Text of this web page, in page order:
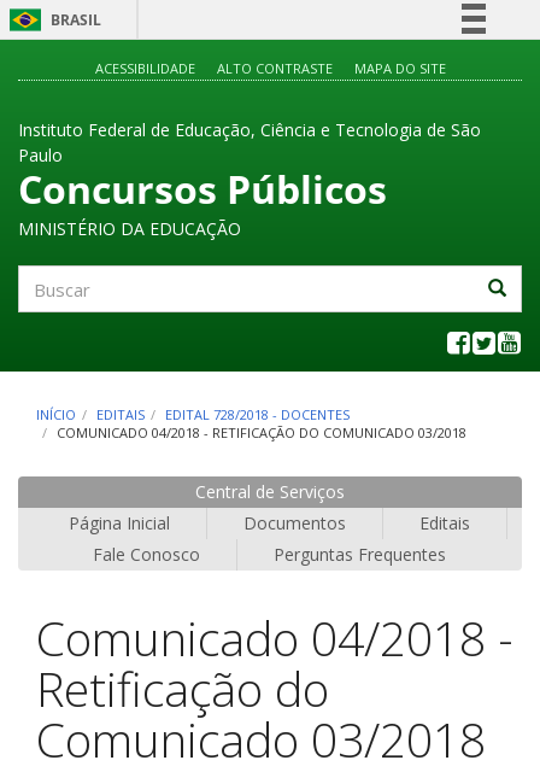
BRASIL
Participe
Legislação
ACESSIBILIDADE ALTO CONTRASTE MAPA DO SITE
Instituto Federal de Educação, Ciência e Tecnologia de São
Paulo
Concursos Públicos
MINISTÉRIO DA EDUCAÇÃO
INÍCIO EDITAIS
EDITAL 728/2018 - DOCENTES
COMUNICADO 04/2018 - RETIFICAÇÃO DO COMUNICADO 03/2018
Central de Serviços
Página Inicial
Documentos
Editais
Fale Conosco
Perguntas Frequentes
Comunicado 04/2018 -
Retificação do
Comunicado 03/2018